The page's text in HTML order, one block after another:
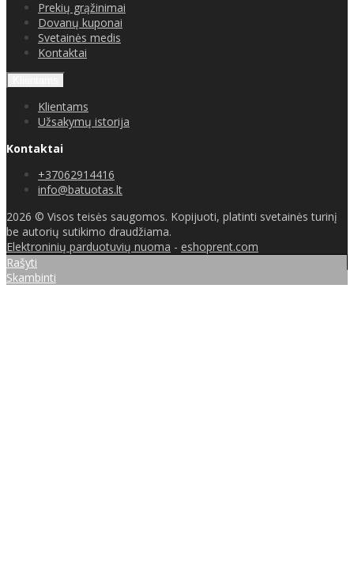
Prekių grąžinimai
Dovanų kuponai
Svetainės medis
Kontaktai
Klientams
Užsakymų istorija
Kontaktai
+37062914416
info@batuotas.lt
2026 © Visos teisės saugomos. Kopijuoti, platinti svetainės turinį
be autorių sutikimo draudžiama.
Elektroninių parduotuvių nuoma - eshoprent.com
Rašyti
Skambinti